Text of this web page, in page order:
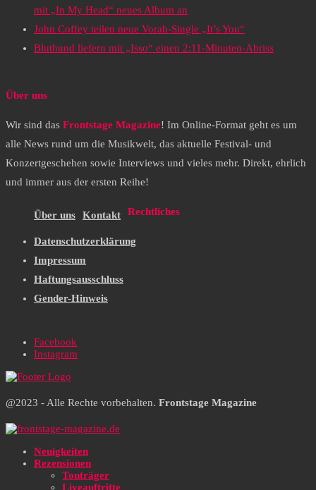
mit „In My Head“ neues Album an
John Coffey teilen neue Vorab-Single „It’s You“
Bluthund liefern mit „Isso“ einen 2:11-Minuten-Abriss
Über uns
Wir sind das Frontstage Magazine! Im Online-Format geht es um
alle News rund um die Musikwelt, das aktuelle Festival- und
Konzertgeschehen sowie Interviews und vieles mehr. Direkt, ehrlich
und immer aus der ersten Reihe!
Über uns Kontakt Rechtliches
Datenschutzerklärung
Impressum
Haftungsausschluss
Gender-Hinweis
Facebook
Instagram
@2023 - Alle Rechte vorbehalten. Frontstage Magazine
Neuigkeiten
Rezensionen
Tonträger
Liveauftritte